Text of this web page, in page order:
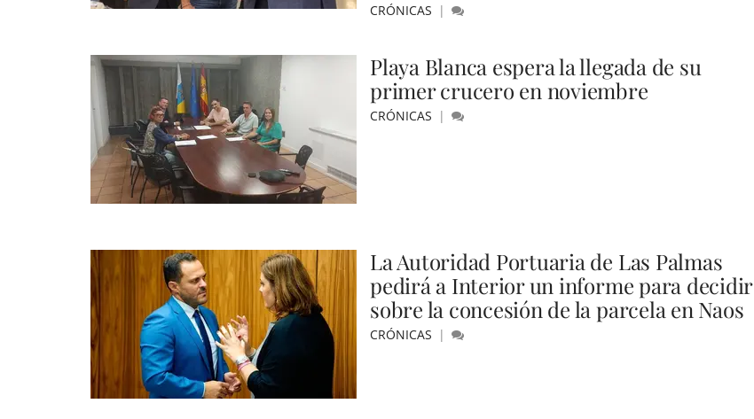
CRÓNICAS
Playa Blanca espera la llegada de su
primer crucero en noviembre
CRÓNICAS
La Autoridad Portuaria de Las Palmas
pedirá a Interior un informe para decidir
sobre la concesión de la parcela en Naos
CRÓNICAS